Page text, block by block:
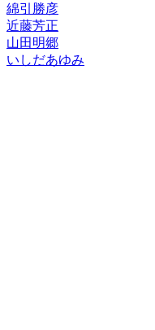
綿引勝彦
近藤芳正
山田明郷
いしだあゆみ